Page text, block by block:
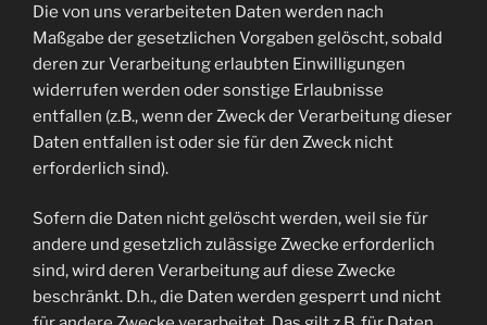
Die von uns verarbeiteten Daten werden nach
Maßgabe der gesetzlichen Vorgaben gelöscht, sobald
deren zur Verarbeitung erlaubten Einwilligungen
widerrufen werden oder sonstige Erlaubnisse
entfallen (z.B., wenn der Zweck der Verarbeitung dieser
Daten entfallen ist oder sie für den Zweck nicht
erforderlich sind).
Sofern die Daten nicht gelöscht werden, weil sie für
andere und gesetzlich zulässige Zwecke erforderlich
sind, wird deren Verarbeitung auf diese Zwecke
beschränkt. D.h., die Daten werden gesperrt und nicht